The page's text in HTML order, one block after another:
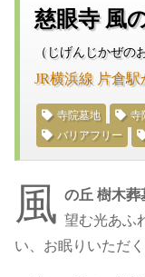
慈眼寺 風
（じげんじかぜの
JR横浜線 片倉
寺院墓地 寺
バリアフリー
風 の丘 樹木葬
望む光あふ
い、お眠りいただ